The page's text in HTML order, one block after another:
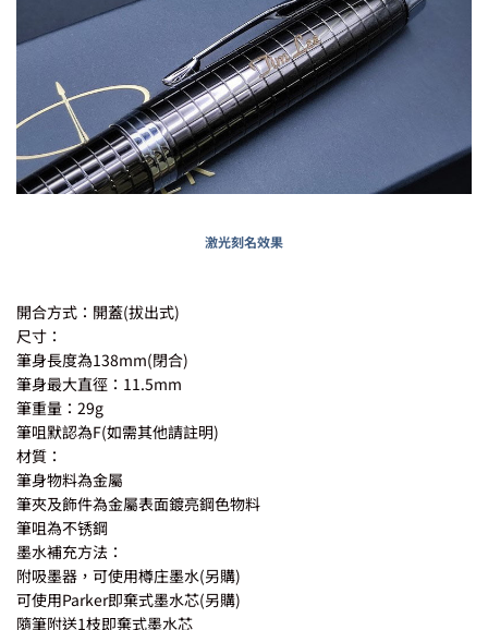
激光刻名效果
開合方式：開蓋(拔出式)
尺寸：
筆身長度為138mm(閉合)
筆身最大直徑：11.5mm
筆重量：29g
筆咀默認為F(如需其他請註明)
材質：
筆身物料為金屬
筆夾及飾件為金屬表面鍍亮鋼色物料
筆咀為不锈鋼
墨水補充方法：
附吸墨器，可使用樽庄墨水(另購)
可使用Parker即棄式墨水芯(另購)
隨筆附送1枝即棄式墨水芯